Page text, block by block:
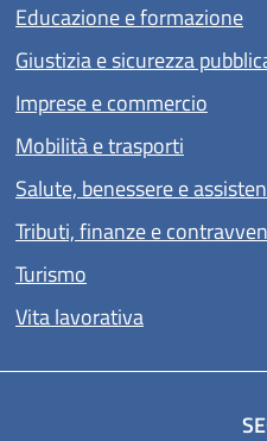
Educazione e formazione
Giustizia e sicurezza
Imprese e commercio
Mobilità e trasporti
Salute, benessere e
Tributi, finanze e
Turismo
Vita lavorativa